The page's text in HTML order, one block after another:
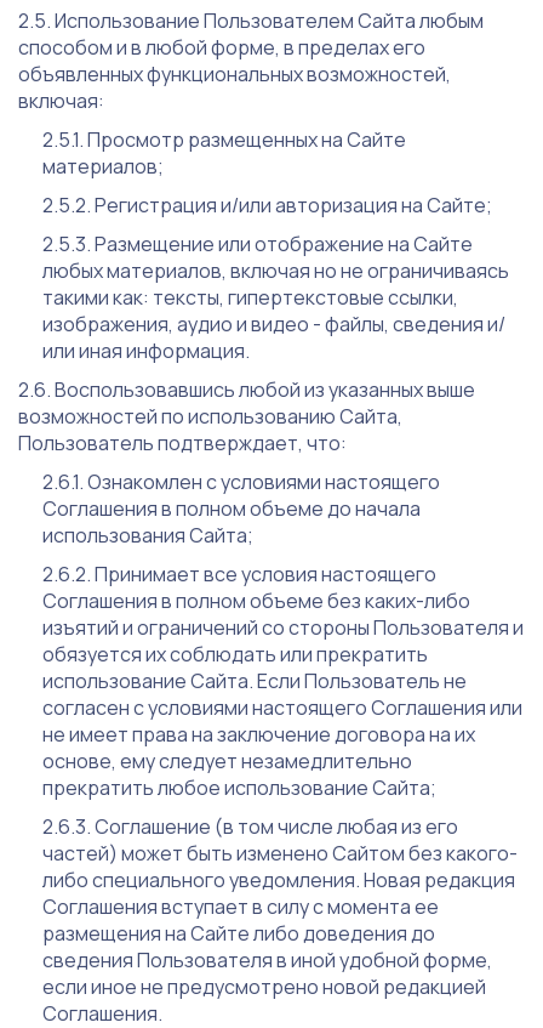
Использование Пользователем Сайта любым
способом и в любой форме, в пределах его
объявленных функциональных возможностей,
включая:
Просмотр размещенных на Сайте
материалов;
Регистрация и/или авторизация на Сайте;
Размещение или отображение на Сайте
любых материалов, включая но не ограничиваясь
такими как: тексты, гипертекстовые ссылки,
изображения, аудио и видео - файлы, сведения и/
или иная информация.
Воспользовавшись любой из указанных выше
возможностей по использованию Сайта,
Пользователь подтверждает, что:
Ознакомлен с условиями настоящего
Соглашения в полном объеме до начала
использования Сайта;
Принимает все условия настоящего
Соглашения в полном объеме без каких-либо
изъятий и ограничений со стороны Пользователя и
обязуется их соблюдать или прекратить
использование Сайта. Если Пользователь не
согласен с условиями настоящего Соглашения или
не имеет права на заключение договора на их
основе, ему следует незамедлительно
прекратить любое использование Сайта;
Соглашение (в том числе любая из его
частей) может быть изменено Сайтом без какого-
либо специального уведомления. Новая редакция
Соглашения вступает в силу с момента ее
размещения на Сайте либо доведения до
сведения Пользователя в иной удобной форме,
если иное не предусмотрено новой редакцией
Соглашения.